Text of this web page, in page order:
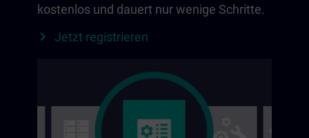
kostenlos und dauert nur wenige Schritte.
Jetzt registrieren